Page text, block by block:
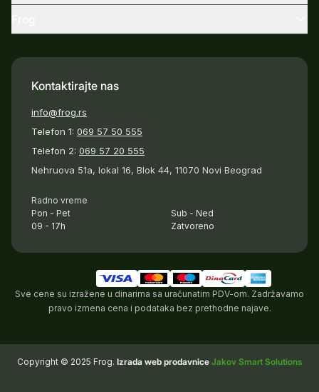
Kontaktirajte nas
info@frog.rs
Telefon 1: 069 57 50 555
Telefon 2: 069 57 20 555
Nehruova 51a, lokal 16, Blok 44, 11070 Novi Beograd
Radno vreme
Pon - Pet
09 - 17h
Sub - Ned
Zatvoreno
Sve cene su izražene u dinarima sa uračunatim PDV-om. Zadržavamo
pravo izmena cena i podataka bez prethodne najave.
Copyright © 2025 Frog. Izrada web prodavnice Jakov Smart Solutions